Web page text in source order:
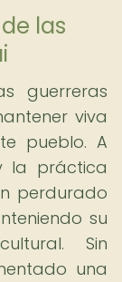
las
guerreras
viva
pueblo. A
la práctica
perdurado
su
Sin
una